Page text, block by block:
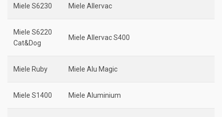
Miele S6230 Miele Allervac
Miele S6220
Cat&Dog
Miele Allervac S400
Miele Ruby Miele Alu Magic
Miele S1400 Miele Aluminium